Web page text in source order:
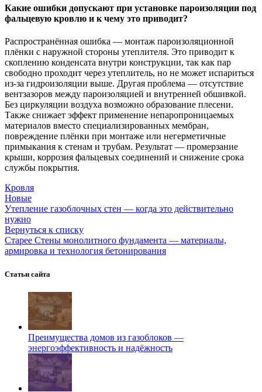
Какие ошибки допускают при установке пароизоляции под
фальцевую кровлю и к чему это приводит?
Распространённая ошибка — монтаж пароизоляционной
плёнки с наружной стороны утеплителя. Это приводит к
скоплению конденсата внутри конструкции, так как пар
свободно проходит через утеплитель, но не может испариться
из-за гидроизоляции выше. Другая проблема — отсутствие
вентзазоров между пароизоляцией и внутренней обшивкой.
Без циркуляции воздуха возможно образование плесени.
Также снижает эффект применение непаропроницаемых
материалов вместо специализированных мембран,
повреждение плёнки при монтаже или негерметичные
примыкания к стенам и трубам. Результат — промерзание
крыши, коррозия фальцевых соединений и снижение срока
службы покрытия.
Кровля
Новые
Утепление газоблочных стен — когда это действительно
нужно
Вернуться к списку
Старее Стены монолитного фундамента — материалы,
армировка и технология бетонирования
Статьи сайта
Преимущества домов из газоблоков —
энергоэффективность и надёжность